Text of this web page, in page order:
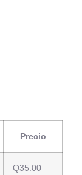
Precio
Q35.00